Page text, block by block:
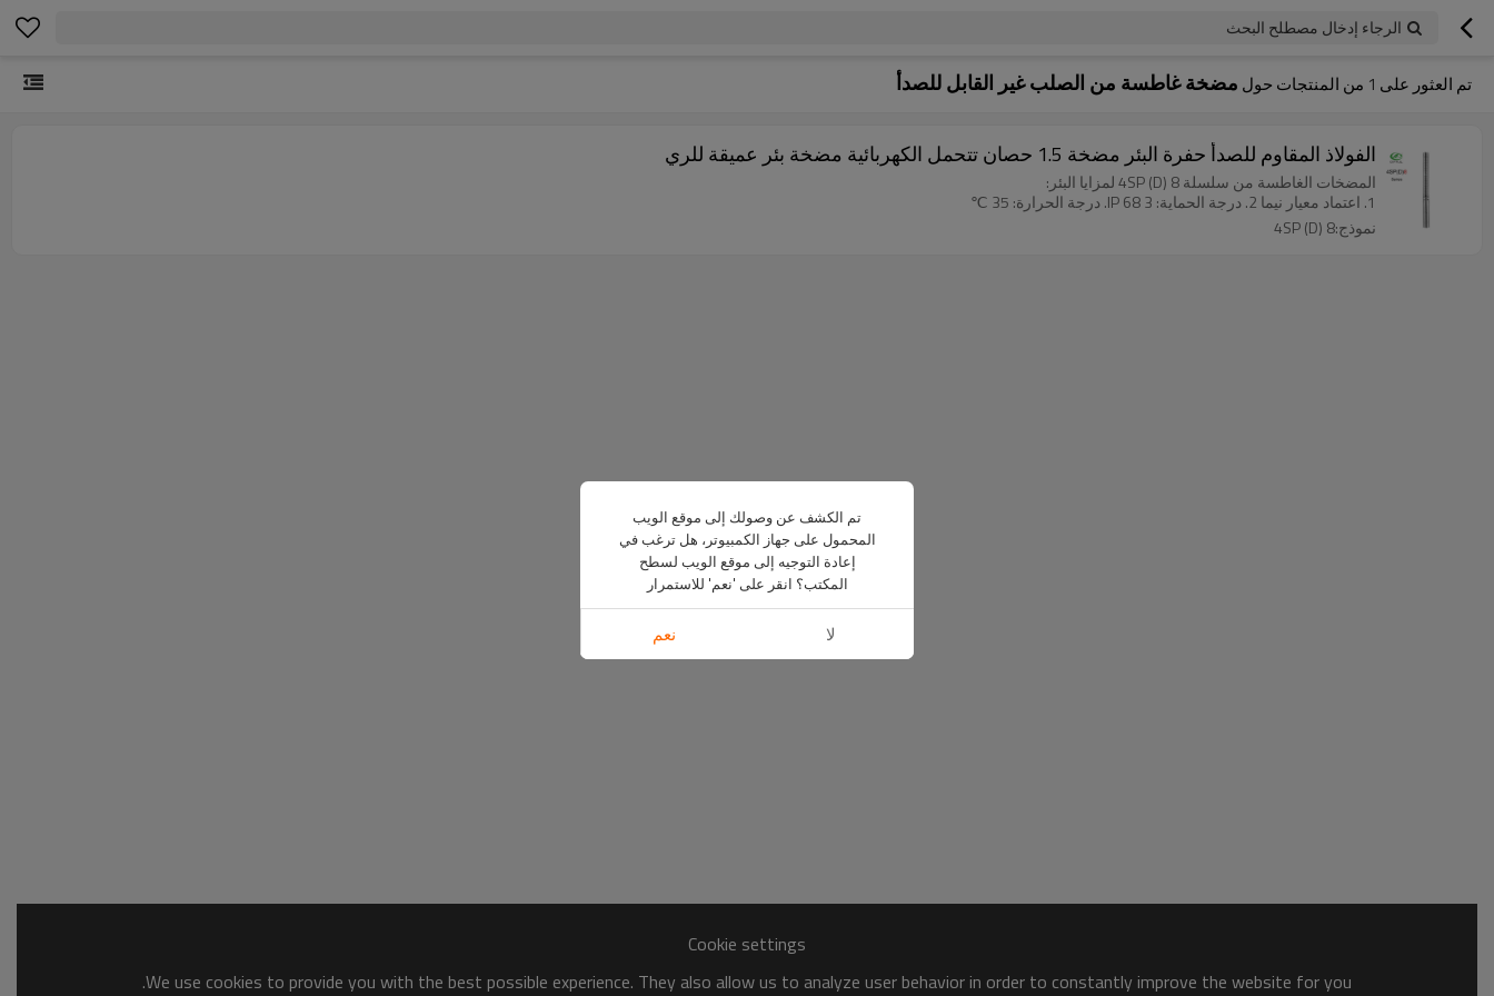
الرجاء إدخال مصطلح البحث
تم العثور على 1 من المنتجات حول مضخة غاطسة من الصلب غير القابل للصدأ
الفولاذ المقاوم للصدأ حفرة البئر مضخة 1.5 حصان تتحمل الكهربائية مضخة بئر عميقة للري
المضخات الغاطسة من سلسلة 4SP (D) 8 لمزايا البئر:
1. اعتماد معيار نيما 2. درجة الحماية: IP 68 3. درجة الحرارة: 35 ℃
نموذج:4SP (D) 8
Cookie settings
We use cookies to provide you with the best possible experience. They also allow us to analyze user behavior in order to constantly improve the website for you.
تم الكشف عن وصولك إلى موقع الويب
المحمول على جهاز الكمبيوتر، هل ترغب في
إعادة التوجيه إلى موقع الويب لسطح
المكتب؟ انقر على 'نعم' للاستمرار
لا نعم